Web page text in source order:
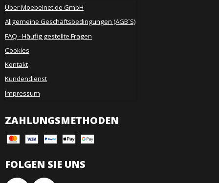
Über Moebelnet.de GmbH
Allgemeine Geschäftsbedingungen (AGB´S)
FAQ - Häufig gestellte Fragen
Cookies
Kontakt
Kundendienst
Impressum
ZAHLUNGSMETHODEN
FOLGEN SIE UNS